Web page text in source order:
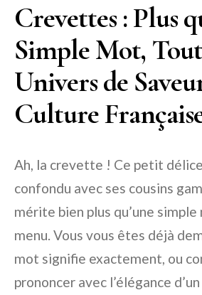
Crevettes : Plus
Simple Mot,
Univers de
Culture
Ah, la crevette ! Ce petit
confondu avec ses cousins
mérite bien plus qu’une
menu. Vous vous êtes déjà
mot signifie exactement, ou
prononcer avec l’élégance